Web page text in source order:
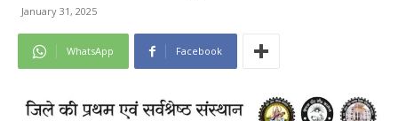
January 31, 2025
WhatsApp Facebook